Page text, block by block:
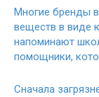
Многие бренды
веществ в виде
напоминают
помощники,
Сначала